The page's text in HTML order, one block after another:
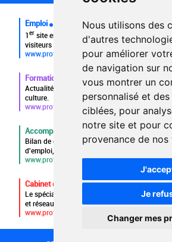
Nous utilisons des
d'autres
pour améliorer
de navigation sur
vous montrer un
personnalisé et
ciblées, pour
notre site et pour
provenance de nos
Je
Changer mes
Emploi
1er site emploi du secteur culturel 784.000
visiteurs uniques par mois.
www.profilculture.com
Formation
Actualités, guide et annuaire des formations
culture.
www.profilculture-formation.com
Accompagnement professionnel
Bilan de compétences, coaching, techniques
d'emploi, entretien conseil.
www.profilculture-competences.com
Cabinet de recrutement
Le spécialiste du secteur culturel, une
et réseau unique de professionnels.
www.profilculture-conseil.com/cabinet-